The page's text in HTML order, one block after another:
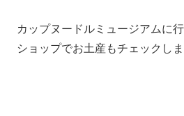
カップヌードルミュージアムに
ショップでお土産もチェックしま